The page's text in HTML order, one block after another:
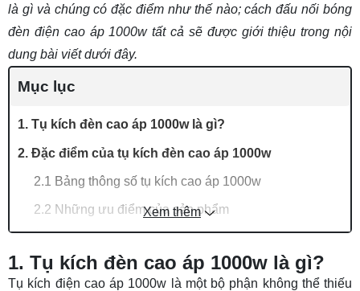
là gì và chúng có đặc điểm như thế nào; cách đấu nối bóng
đèn điện cao áp 1000w tất cả sẽ được giới thiệu trong nội
dung bài viết dưới đây.
Mục lục
1. Tụ kích đèn cao áp 1000w là gì?
2. Đặc điểm của tụ kích đèn cao áp 1000w
2.1 Bảng thông số tụ kích cao áp 1000w
2.2 Những ưu điểm của sản phẩm
4. Sơ đồ đấu dây đèn cao áp 1000w
Xem thêm
1. Tụ kích đèn cao áp 1000w là gì?
Tụ kích điện cao áp 1000w là một bộ phận không thể thiếu